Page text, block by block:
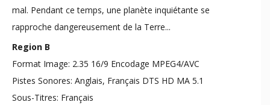
mal. Pendant ce temps, une planète inquiétante se
rapproche dangereusement de la Terre...
Region B
Format Image: 2.35 16/9 Encodage MPEG4/AVC
Pistes Sonores: Anglais, Français DTS HD MA 5.1
Sous-Titres: Français